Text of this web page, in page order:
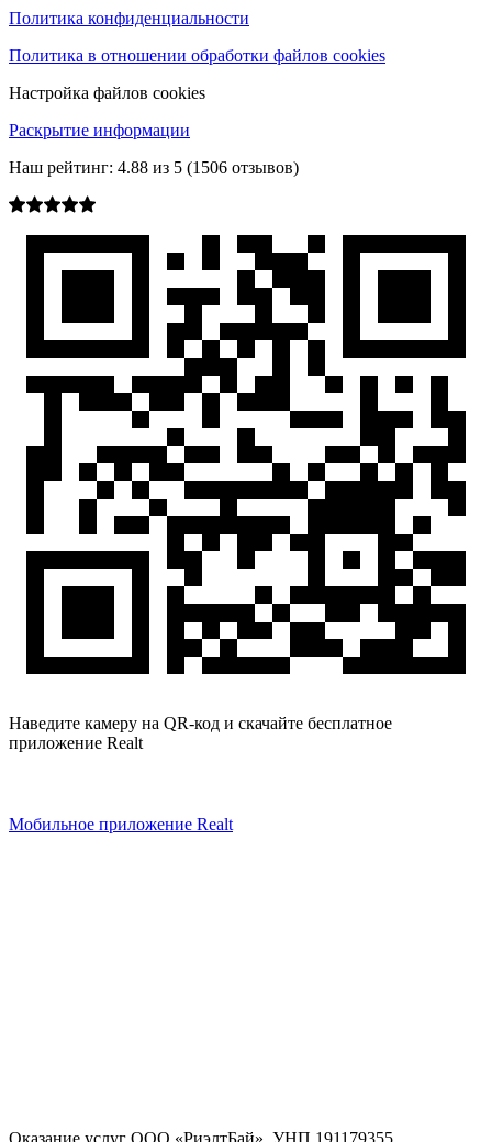
Политика конфиденциальности
Политика в отношении обработки файлов cookies
Настройка файлов cookies
Раскрытие информации
Наш рейтинг: 4.88 из 5 (1506 отзывов)
Наведите камеру на QR-код и скачайте бесплатное
приложение Realt
Мобильное приложение Realt
Оказание услуг ООО «РиэлтБай» УНП 191179355